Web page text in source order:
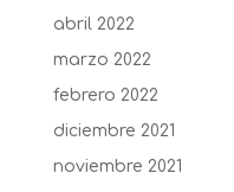
abril 2022
marzo 2022
febrero 2022
diciembre 2021
noviembre 2021